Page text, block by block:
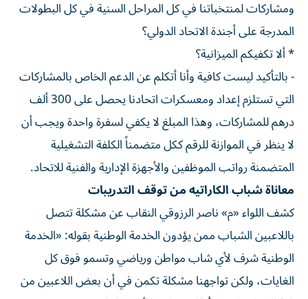
ومشاركات لمنتخباتنا في كل المراحل السنية في كل البطولات
المدرجة على أجندة الاتحاد الدولي؟
* ألا تكفيكم الميزانية؟
- بالتأكيد ليست كافية وأنا أتكلم عن الدعم الخاص بالمشاركات
التي تستلزم إعداد ومعسكرات اتحادنا يحصل على 300 ألف
درهم للمشاركات، وهذا المبلغ لا يكفي لسفرة واحدة ويجب أن
لا ينظر في الموازنة للرقم ككل متضمناً الكلفة التشغيلية
المتضمنة رواتب الموظفين والأجهزة الإدارية والفنية للاتحاد.
معاناة شباب الكاراتيه من توقف التدريبات
كشف اللواء «م» ناصر الرزوقي النقاب عن مشكلة تتصل
باللاعبين الشباب ممن يؤدون الخدمة الوطنية بقوله: «الخدمة
الوطنية شرف لأي شاب مواطن ورياضي وتسمو فوق كل
الغايات، ولكن تواجهنا مشكلة تكمن في أن بعض اللاعبين من